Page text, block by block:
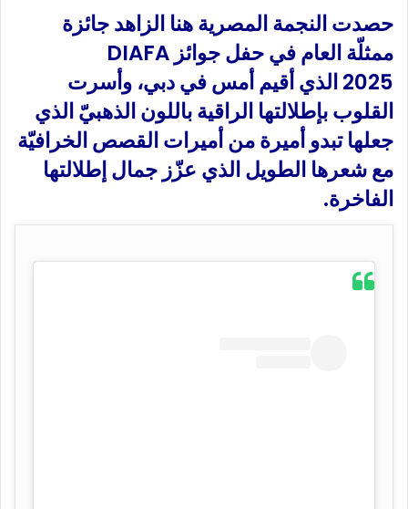
ا
حصدت النجمة المصرية هنا الزاهد جائزة
ممثلّة العام في حفل جوائز DIAFA
2025 الذي أقيم أمس في دبي، وأسرت
القلوب بإطلالتها الراقية باللون الذهبيّ الذي
جعلها تبدو أميرة من أميرات القصص الخرافيّة
مع شعرها الطويل الذي عزّز جمال إطلالتها
الفاخرة.